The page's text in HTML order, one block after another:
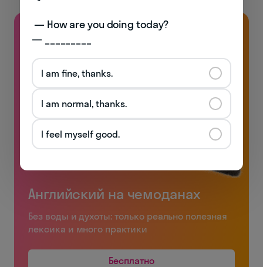
Английский на чемоданах
Без воды и духоты: только реально полезная
лексика и много практики
Бесплатно
— _________
I am fine, thanks.
I am normal, thanks.
I feel myself good.